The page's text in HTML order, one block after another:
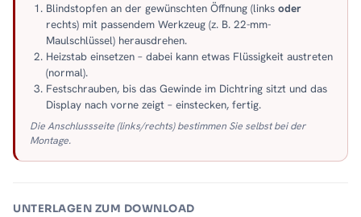
Blindstopfen an der gewünschten Öffnung (links oder
rechts) mit passendem Werkzeug (z. B. 22-mm-
Maulschlüssel) herausdrehen.
Heizstab einsetzen – dabei kann etwas Flüssigkeit austreten
(normal).
Festschrauben, bis das Gewinde im Dichtring sitzt und das
Display nach vorne zeigt – einstecken, fertig.
Die Anschlussseite (links/rechts) bestimmen Sie selbst bei der
Montage.
UNTERLAGEN ZUM DOWNLOAD